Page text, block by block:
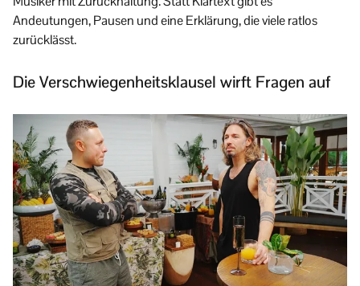
Andeutungen, Pausen und eine Erklärung, die viele ratlos
zurücklässt.
Die Verschwiegenheitsklausel wirft Fragen auf